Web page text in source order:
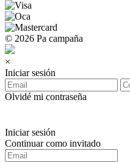
© 2026 Pa campaña
×
Iniciar sesión
Olvidé mi contraseña
Iniciar sesión
Continuar como invitado